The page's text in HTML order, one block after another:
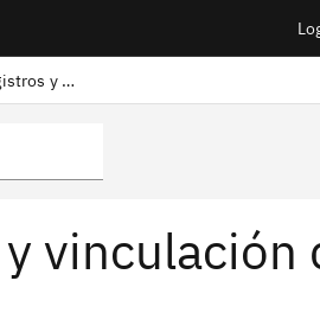
Mantenimiento de la vinculación de registros y entidades
vinculación